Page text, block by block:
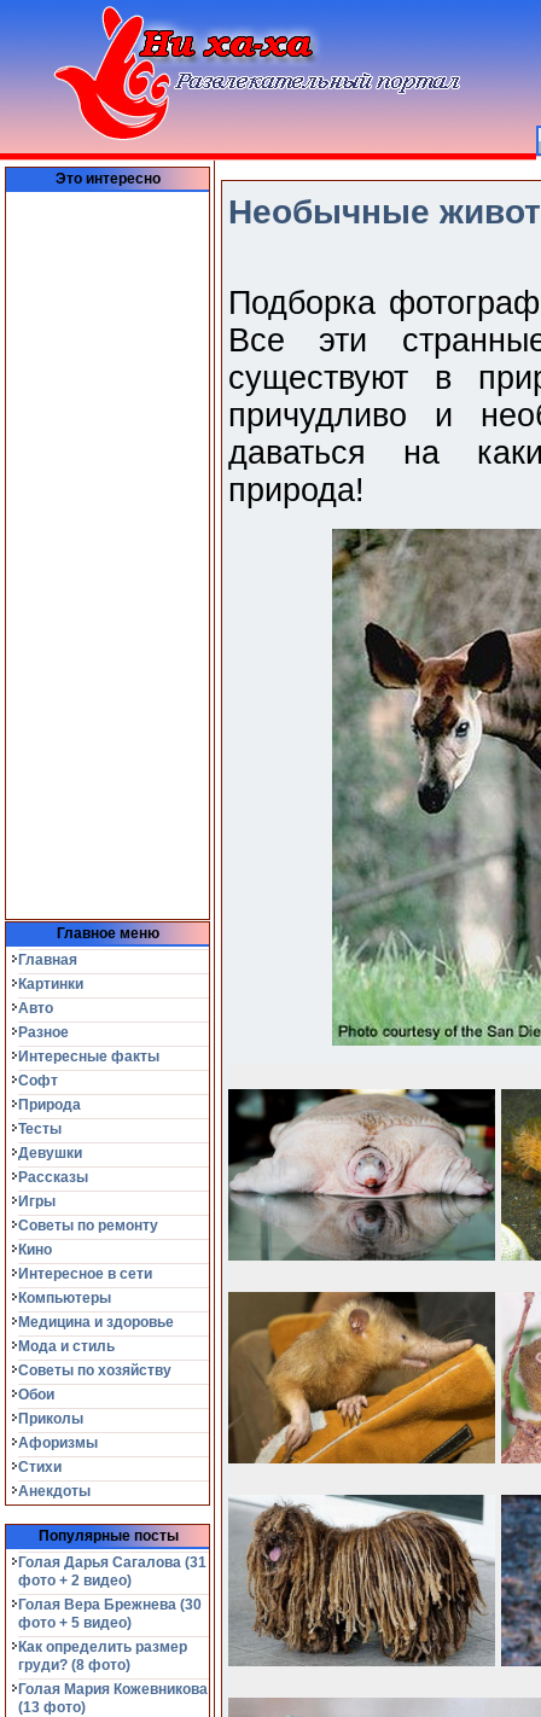
Это интересно
Главное меню
Главная
Картинки
Авто
Разное
Интересные факты
Софт
Природа
Тесты
Девушки
Рассказы
Игры
Советы по ремонту
Кино
Интересное в сети
Компьютеры
Медицина и здоровье
Мода и стиль
Советы по хозяйству
Обои
Приколы
Афоризмы
Стихи
Анекдоты
Популярные посты
Голая Дарья Сагалова (31
фото + 2 видео)
Голая Вера Брежнева (30
фото + 5 видео)
Как определить размер
груди? (8 фото)
Голая Мария Кожевникова
(13 фото)
Необычные
Подборка
Все эти
существуют в
причудливо и
даваться на
природа!